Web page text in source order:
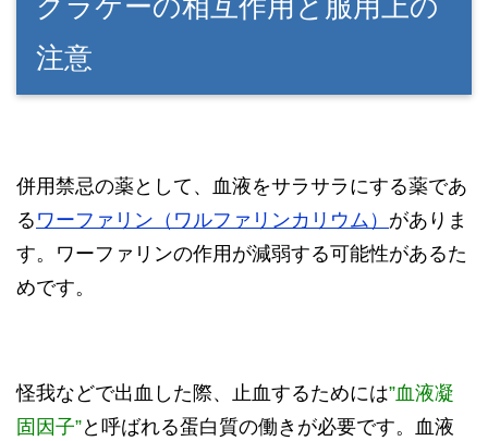
グラケーの相互作用と服用上の
注意
併用禁忌の薬として、血液をサラサラにする薬であ
る ワーファリン（ワルファリンカリウム） がありま
す。ワーファリンの作用が減弱する可能性があるた
めです。
怪我などで出血した際、止血するためには”血液凝
固因子”と呼ばれる蛋白質の働きが必要です。血液